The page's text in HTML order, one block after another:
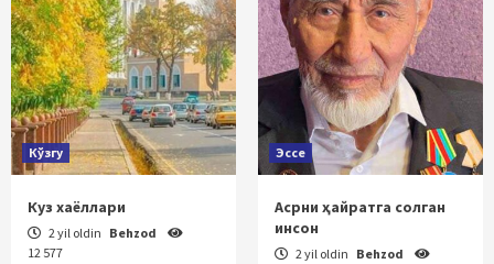
Кўзгу
Куз хаёллари
2 yil oldin Behzod
12 577
Эссе
Асрни ҳайратга солган
инсон
2 yil oldin Behzod